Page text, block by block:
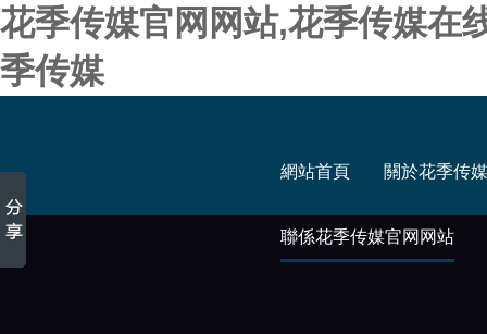
花季传媒官网网站,花季传媒在
季传媒
網站首頁 關於花季传
聯係花季传媒官网网站